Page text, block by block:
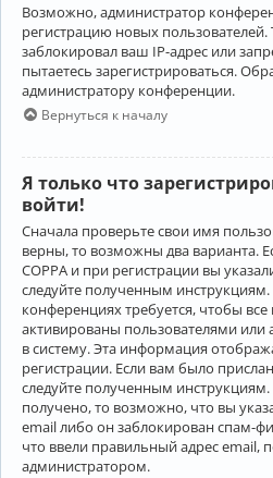
Возможно, администратор
регистрацию новых
заблокировал ваш IP-адрес или
пытаетесь зарегистрироваться.
администратору конференции.
Вернуться к началу
Я только что
войти!
Сначала проверьте свои имя
верны, то возможны два варианта.
COPPA и при регистрации вы
следуйте полученным
конференциях требуется, чтобы
активированы пользователями или
в систему. Эта информация
регистрации. Если вам было
следуйте полученным
получено, то возможно, что вы
email либо он заблокирован спам-
что ввели правильный адрес email,
администратором.